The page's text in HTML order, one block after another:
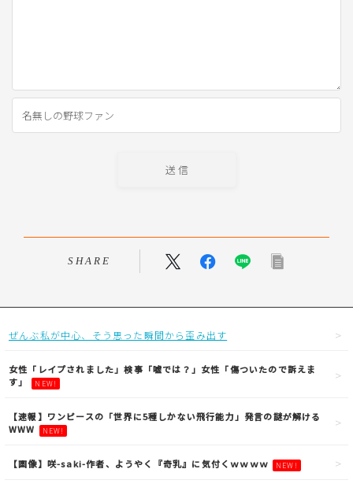
SHARE
ぜんぶ私が中心、そう思った瞬間から歪み出す
女性「レイプされました」検事「嘘では？」女性「傷ついたので訴えま
す」
NEW!
【速報】ワンピースの「世界に5種しかない飛行能力」発言の謎が解ける
WWW
NEW!
【画像】咲-saki-作者、ようやく『奇乳』に気付くｗｗｗｗ NEW!